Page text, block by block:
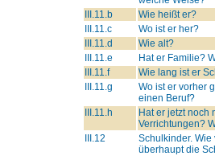
III.11.b
Wie heißt er?
III.11.c
Wo ist er her?
III.11.d
Wie alt?
III.11.e
Hat er Familie?
III.11.f
Wie lang ist er
III.11.g
Wo ist er vorher
einen Beruf?
III.11.h
Hat er jetzt noch
Verrichtungen?
III.12
Schulkinder.
überhaupt die